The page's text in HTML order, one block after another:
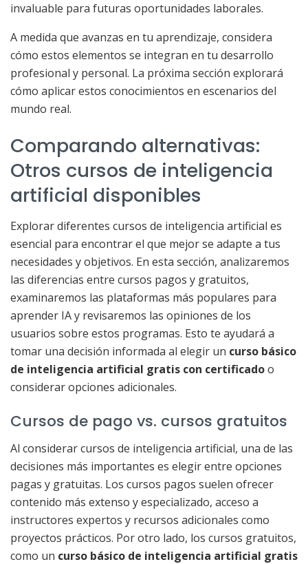
invaluable para futuras oportunidades laborales.
A medida que avanzas en tu aprendizaje, considera
cómo estos elementos se integran en tu desarrollo
profesional y personal. La próxima sección explorará
cómo aplicar estos conocimientos en escenarios del
mundo real.
Comparando alternativas:
Otros cursos de inteligencia
artificial disponibles
Explorar diferentes cursos de inteligencia artificial es
esencial para encontrar el que mejor se adapte a tus
necesidades y objetivos. En esta sección, analizaremos
las diferencias entre cursos pagos y gratuitos,
examinaremos las plataformas más populares para
aprender IA y revisaremos las opiniones de los
usuarios sobre estos programas. Esto te ayudará a
tomar una decisión informada al elegir un curso básico
de inteligencia artificial gratis con certificadoo
considerar opciones adicionales.
Cursos de pago vs. cursos gratuitos
Al considerar cursos de inteligencia artificial, una de las
decisiones más importantes es elegir entre opciones
pagas y gratuitas. Los cursos pagos suelen ofrecer
contenido más extenso y especializado, acceso a
instructores expertos y recursos adicionales como
proyectos prácticos. Por otro lado, los cursos gratuitos,
como un curso básico de inteligencia artificial gratis